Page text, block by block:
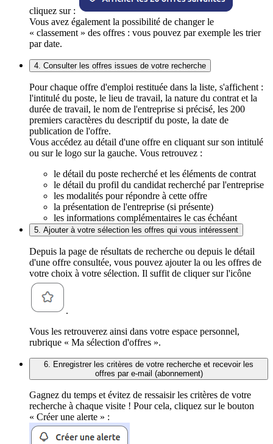
cliquez sur :
Vous avez également la possibilité de changer le
« classement » des offres : vous pouvez par exemple les trier
par date.
4. Consulter les offres issues de votre recherche
Pour chaque offre d'emploi restituée dans la liste, s'affichent :
l'intitulé du poste, le lieu de travail, la nature du contrat et la
durée de travail, le nom de l'entreprise si précisé, les 200
premiers caractères du descriptif du poste, la date de
publication de l'offre.
Vous accédez au détail d'une offre en cliquant sur son intitulé
ou sur le logo sur la gauche. Vous retrouvez :
le détail du poste recherché et les éléments de contrat
le détail du profil du candidat recherché par l'entreprise
les modalités pour répondre à cette offre
la présentation de l'entreprise (si présente)
les informations complémentaires le cas échéant
5. Ajouter à votre sélection les offres qui vous intéressent
Depuis la page de résultats de recherche ou depuis le détail
d'une offre consultée, vous pouvez ajouter la ou les offres de
votre choix à votre sélection. Il suffit de cliquer sur l'icône
.
Vous les retrouverez ainsi dans votre espace personnel,
rubrique « Ma sélection d'offres ».
6. Enregistrer les critères de votre recherche et recevoir les
offres par e-mail (abonnement)
Gagnez du temps et évitez de ressaisir les critères de votre
recherche à chaque visite ! Pour cela, cliquez sur le bouton
« Créer une alerte » :